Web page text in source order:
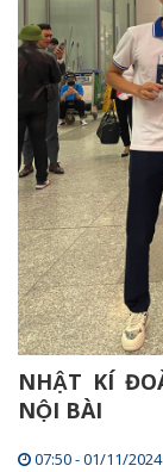
NHẬT KÍ
NỘI BÀI
07:50 - 01/11/2024